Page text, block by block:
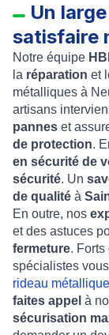
Un
satisfaire
Notre équipe
la réparation et
métalliques à
artisans
pannes et
de protection.
en sécurité de
sécurité. Un
de qualité à
En outre, nos
et des astuces
fermeture. Forts
spécialistes
rideau
faites appel à
sécurisation